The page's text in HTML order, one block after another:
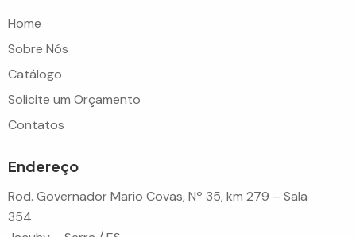
Home
Sobre Nós
Catálogo
Solicite um Orçamento
Contatos
Endereço
Rod. Governador Mario Covas, Nº 35, km 279 – Sala
354